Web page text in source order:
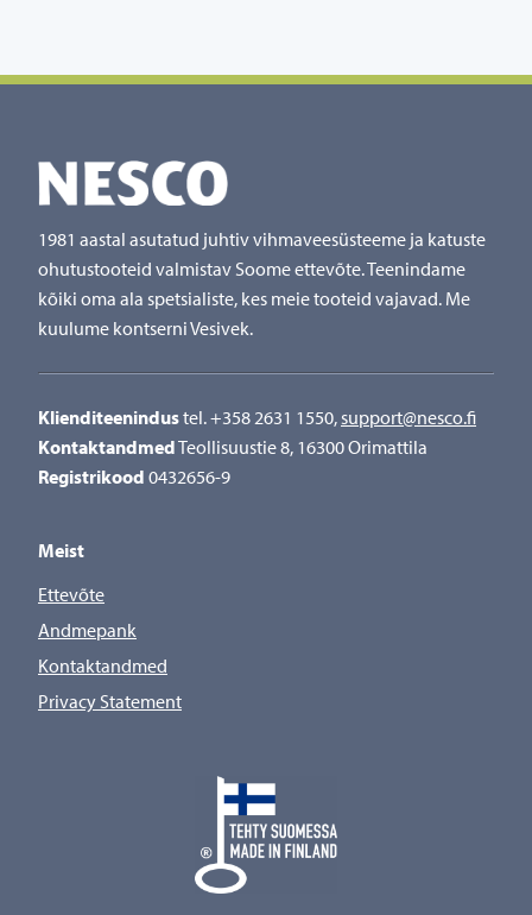
1981 aastal asutatud juhtiv vihmaveesüsteeme ja katuste
ohutustooteid valmistav Soome ettevõte. Teenindame
kõiki oma ala spetsialiste, kes meie tooteid vajavad. Me
kuulume kontserni Vesivek.
Klienditeenindustel. +358 2631 1550,support@nesco.fi
KontaktandmedTeollisuustie 8, 16300 Orimattila
Registrikood 0432656-9
Meist
Ettevõte
Andmepank
Kontaktandmed
Privacy Statement